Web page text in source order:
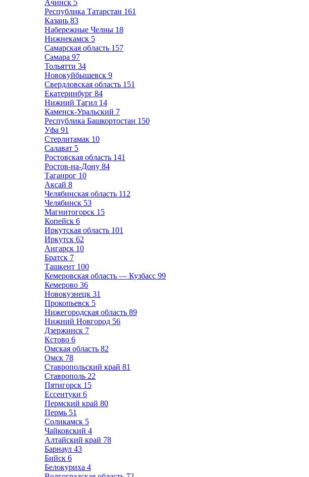
Ачинск 5
Республика Татарстан 161
Казань 83
Набережные Челны 18
Нижнекамск 5
Самарская область 157
Самара 97
Тольятти 34
Новокуйбышевск 9
Свердловская область 151
Екатеринбург 84
Нижний Тагил 14
Каменск-Уральский 7
Республика Башкортостан 150
Уфа 91
Стерлитамак 10
Салават 5
Ростовская область 141
Ростов-на-Дону 84
Таганрог 10
Аксай 8
Челябинская область 112
Челябинск 53
Магнитогорск 15
Копейск 6
Иркутская область 101
Иркутск 62
Ангарск 10
Братск 7
Ташкент 100
Кемеровская область — Кузбасс 99
Кемерово 36
Новокузнецк 31
Прокопьевск 5
Нижегородская область 89
Нижний Новгород 56
Дзержинск 7
Кстово 6
Омская область 82
Омск 78
Ставропольский край 81
Ставрополь 22
Пятигорск 15
Ессентуки 6
Пермский край 80
Пермь 51
Соликамск 5
Чайковский 4
Алтайский край 78
Барнаул 43
Бийск 6
Белокуриха 4